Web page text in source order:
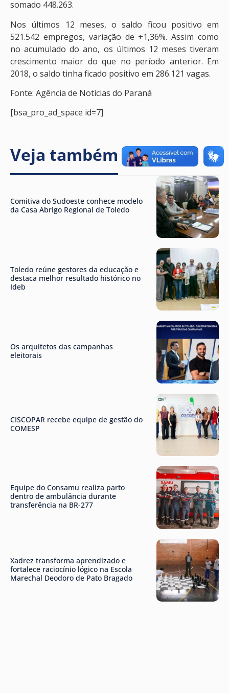
somado 448.263.
Nos últimos 12 meses, o saldo ficou positivo em
521.542 empregos, variação de +1,36%. Assim como
no acumulado do ano, os últimos 12 meses tiveram
crescimento maior do que no período anterior. Em
2018, o saldo tinha ficado positivo em 286.121 vagas.
Fonte: Agência de Notícias do Paraná
[bsa_pro_ad_space id=7]
Veja também
Comitiva do Sudoeste conhece modelo
da Casa Abrigo Regional de Toledo
Toledo reúne gestores da educação e
destaca melhor resultado histórico no
Ideb
Os arquitetos das campanhas
eleitorais
CISCOPAR recebe equipe de gestão do
COMESP
Equipe do Consamu realiza parto
dentro de ambulância durante
transferência na BR-277
Xadrez transforma aprendizado e
fortalece raciocínio lógico na Escola
Marechal Deodoro de Pato Bragado